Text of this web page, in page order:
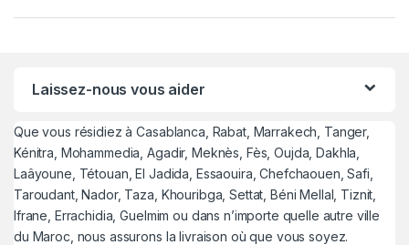
Laissez-nous vous aider
Que vous résidiez à Casablanca, Rabat, Marrakech, Tanger,
Kénitra, Mohammedia, Agadir, Meknès, Fès, Oujda, Dakhla,
Laâyoune, Tétouan, El Jadida, Essaouira, Chefchaouen, Safi,
Taroudant, Nador, Taza, Khouribga, Settat, Béni Mellal, Tiznit,
Ifrane, Errachidia, Guelmim ou dans n’importe quelle autre ville
du Maroc, nous assurons la livraison où que vous soyez.